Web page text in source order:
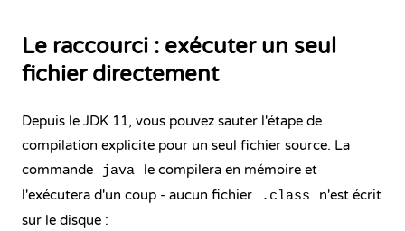
Le raccourci : exécuter un seul
fichier directement
Depuis le JDK 11, vous pouvez sauter l'étape de
compilation explicite pour un seul fichier source. La
commande
java
le compilera en mémoire et
l'exécutera d'un coup - aucun fichier
.class
n'est écrit
sur le disque :